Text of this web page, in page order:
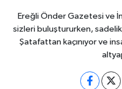
Ereğli Önder Gazetesi ve
sizleri buluştururken,
Şatafattan kaçınıyor ve